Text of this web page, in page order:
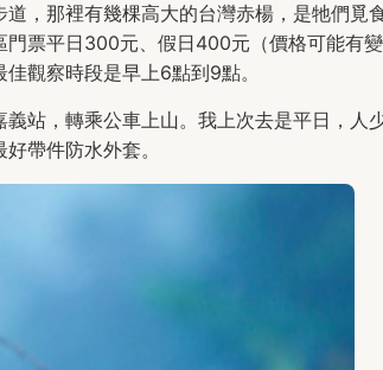
道，那裡有幾棵高大的台灣赤楊，是牠們覓
門票平日300元、假日400元（價格可能有變
觀察時段是早上6點到9點。
站，轉乘公車上山。我上次去是平日，人
帶件防水外套。